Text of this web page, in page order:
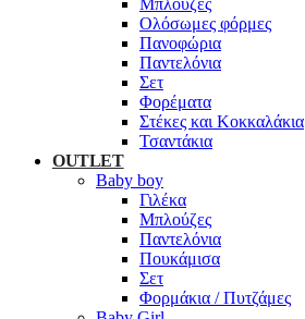
Μπλούζες
Ολόσωμες φόρμες
Πανοφώρια
Παντελόνια
Σετ
Φορέματα
Στέκες και Κοκκαλάκια
Τσαντάκια
OUTLET
Baby boy
Γιλέκα
Μπλούζες
Παντελόνια
Πουκάμισα
Σετ
Φορμάκια / Πυτζάμες